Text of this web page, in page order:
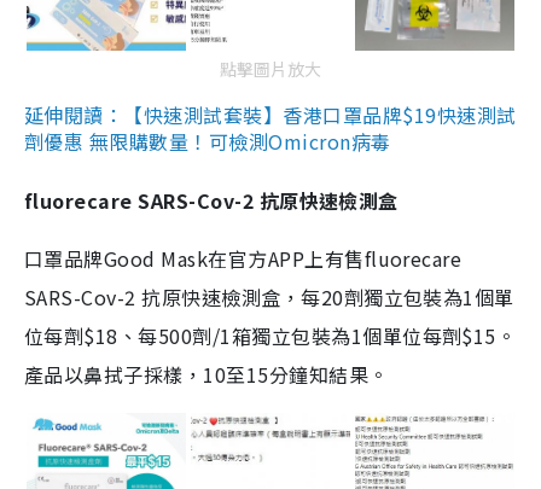
點擊圖片放大
延伸閱讀：【快速測試套裝】香港口罩品牌$19快速測試
劑優惠 無限購數量！可檢測Omicron病毒
fluorecare SARS-Cov-2 抗原快速檢測盒
口罩品牌Good Mask在官方APP上有售fluorecare
SARS-Cov-2 抗原快速檢測盒，每20劑獨立包裝為1個單
位每劑$18、每500劑/1箱獨立包裝為1個單位每劑$15。
產品以鼻拭子採樣，10至15分鐘知結果。